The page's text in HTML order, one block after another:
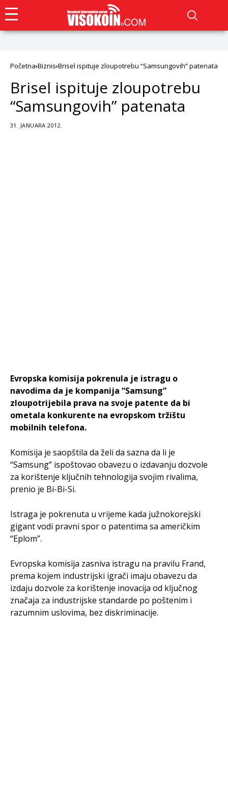
Početna Biznis Brisel ispituje zloupotrebu “Samsungovih” patenata
Brisel ispituje zloupotrebu
“Samsungovih” patenata
31. JANUARA 2012.
Evropska komisija pokrenula je istragu o
navodima da je kompanija “Samsung”
zloupotrijebila prava na svoje patente da bi
ometala konkurente na evropskom tržištu
mobilnih telefona.
Komisija je saopštila da želi da sazna da li je
“Samsung” ispoštovao obavezu o izdavanju dozvole
za korištenje ključnih tehnologija svojim rivalima,
prenio je Bi-Bi-Si.
Istraga je pokrenuta u vrijeme kada južnokorejski
gigant vodi pravni spor o patentima sa američkim
“Eplom”.
Evropska komisija zasniva istragu na pravilu Frand,
prema kojem industrijski igrači imaju obavezu da
izdaju dozvole za korištenje inovacija od ključnog
značaja za industrijske standarde po poštenim i
razumnim uslovima, bez diskriminacije.